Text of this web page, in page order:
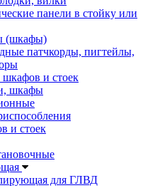
панели в стойку или
(шкафы)
патчкорды, пигтейлы,
и стоек
шкафы
и стоек
для ГЛВД